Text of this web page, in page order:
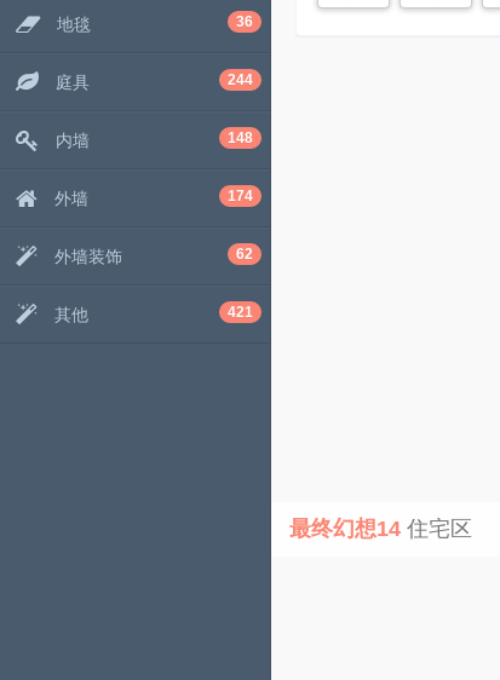
地毯 36
庭具 244
内墙 148
外墙 174
外墙装饰 62
其他 421
最终幻想14 住宅区